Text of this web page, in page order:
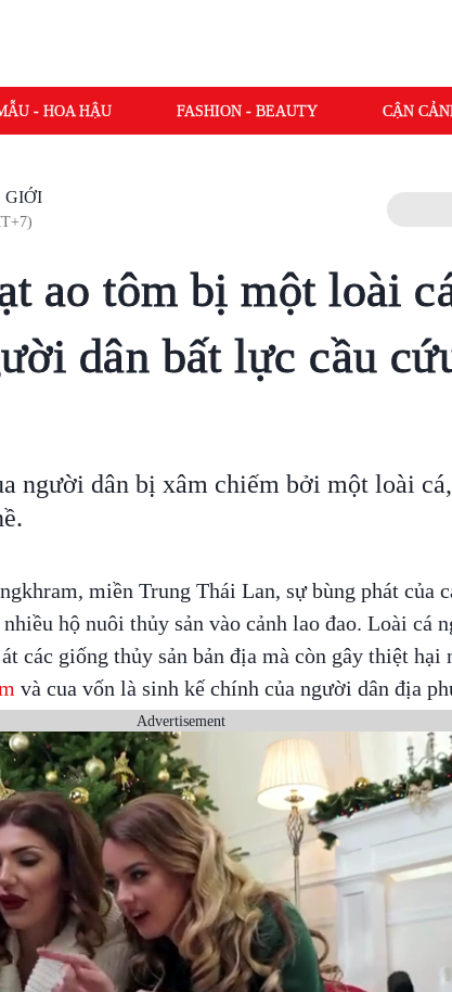
- HOA HẬU FASHION - BEAUTY CẬN
GIỚI
ao tôm bị một loài
dân bất lực cầu
người dân bị xâm chiếm bởi một loài
miền Trung Thái Lan, sự bùng phát của
hộ nuôi thủy sản vào cảnh lao đao. Loài cá
các giống thủy sản bản địa mà còn gây thiệt hại
và cua vốn là sinh kế chính của người dân địa
Advertisement